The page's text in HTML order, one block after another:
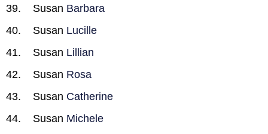
Susan Barbara
Susan Lucille
Susan Lillian
Susan Rosa
Susan Catherine
Susan Michele